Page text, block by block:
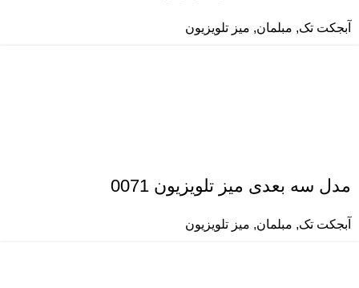
آبجکت تک, مبلمان, میز تلویزیون
مدل سه بعدی میز تلویزیون 0071
آبجکت تک, مبلمان, میز تلویزیون